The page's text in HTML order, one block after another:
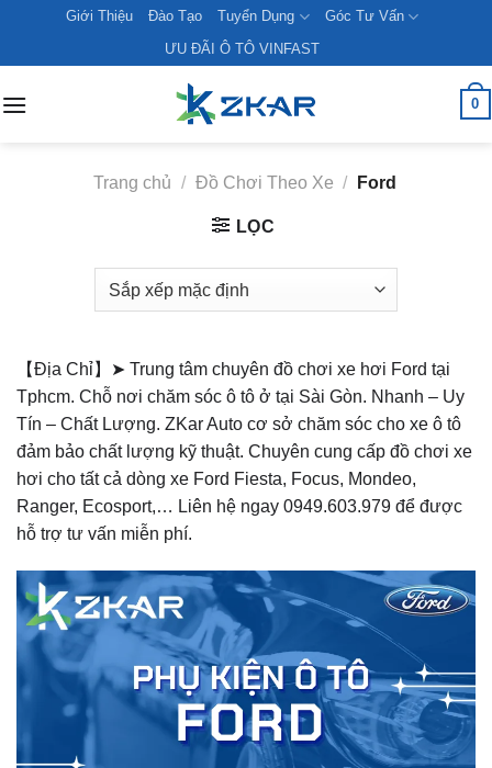
content
Giới Thiệu Đào Tạo Tuyển Dụng
Góc Tư Vấn
ƯU ĐÃI Ô TÔ VINFAST
0
Trang chủ / Đồ Chơi Theo Xe / Ford
LỌC
【Địa Chỉ】➤ Trung tâm chuyên đồ chơi xe hơi Ford tại
Tphcm. Chỗ nơi chăm sóc ô tô ở tại Sài Gòn. Nhanh – Uy
Tín – Chất Lượng. ZKar Auto cơ sở chăm sóc cho xe ô tô
đảm bảo chất lượng kỹ thuật. Chuyên cung cấp đồ chơi xe
hơi cho tất cả dòng xe Ford Fiesta, Focus, Mondeo,
Ranger, Ecosport,… Liên hệ ngay 0949.603.979 để được
hỗ trợ tư vấn miễn phí.